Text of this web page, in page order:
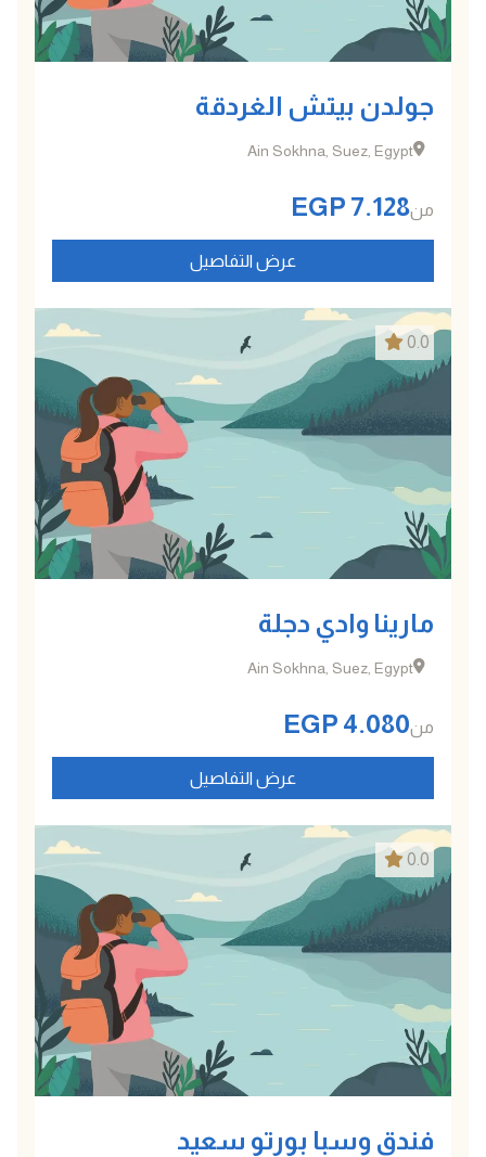
جولدن بيتش الغردقة
Ain Sokhna, Suez, Egypt
من7.128
EGP
عرض التفاصيل
0.0
مارينا وادي دجلة
Ain Sokhna, Suez, Egypt
من4.080
EGP
عرض التفاصيل
0.0
فندق وسبا بورتو سعيد